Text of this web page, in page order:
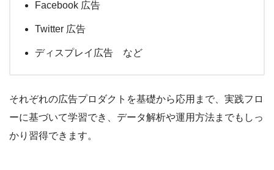
Facebook 広告
Twitter 広告
ディスプレイ広告 など
それぞれの広告プロダクトを基礎から応用まで、実践フロ
ーに基づいて学習でき、データ解析や運用方法までもしっ
かり習得できます。